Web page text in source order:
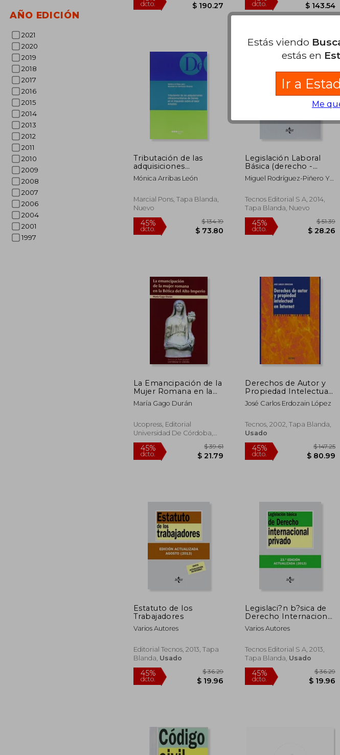
AÑO EDICIÓN
2021
2020
2019
2018
2017
2016
2015
2014
2013
2012
2011
2010
2009
2008
2007
2006
2004
2001
1997
$ 190.27 dcto.
Tributación de las
adquisiciones
intracomunitarias de
bienes en el impuesto
(Monografía jurídica)
Mónica Arribas León
Marcial Pons, Tapa Blanda,
Nuevo
45%
Legislación Laboral
Básica (derecho -
Biblioteca De Textos
Legales)
Miguel Rodríguez-Piñero Y
Avilés,juan Gorelli
Hernández
Tecnos Editorial S A, 2014,
Tapa Blanda, Nuevo
45%
La Emancipación de la
Mujer Romana en la
Bética del Alto
Imperio
María Gago Durán
Ucopress, Editorial
Universidad De Córdoba,
2012, 1ª Edición, Tapa
Blanda, Nuevo
45%
dcto.
$ 39.61
$ 21.79
Derechos de Autor y
Propiedad Intelectual
en Internet (Derecho
- Práctica Jurídica)
José Carlos Erdozain López
Tecnos, 2002, Tapa Blanda,
Usado
45%
dcto.
Estatuto de los
Trabajadores
Varios Autores
Editorial Tecnos, 2013, Tapa
Blanda, Usado
Legislaci?n b?sica de
Derecho Internacional
privado / Basic
Legislation on Private
Varios Autores
Tecnos Editorial S A, 2013,
Tapa Blanda, Usado
Estás viendo
estás en
Ir a
Me